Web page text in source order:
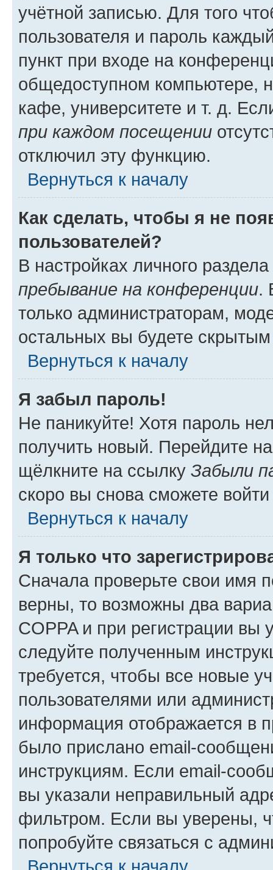
учётной записью. Для того
пользователя и пароль
пункт при входе на
общедоступном компьютере,
кафе, университете и т. д.
при каждом посещении
отключил эту функцию.
Вернуться к началу
Как сделать, чтобы я не
пользователей?
В настройках личного
пребывание на конференции.
только администраторам,
остальных вы будете
Вернуться к началу
Я забыл пароль!
Не паникуйте! Хотя пароль
получить новый. Перейдите
щёлкните на ссылку Забыли
скоро вы снова сможете
Вернуться к началу
Я только что
Сначала проверьте свои имя
верны, то возможны два
COPPA и при регистрации вы
следуйте полученным
требуется, чтобы все новые
пользователями или
информация отображается в
было прислано email-
инструкциям. Если email-
вы указали неправильный
фильтром. Если вы уверены,
попробуйте связаться с
Вернуться к началу